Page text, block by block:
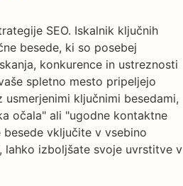
SEO. Iskalnik ključnih
besede, ki so posebej
konkurence in ustreznosti
spletno mesto pripeljejo
ključnimi besedami,
očala" ali "ugodne kontaktne
vključite v vsebino
lahko izboljšate svoje uvrstitve v